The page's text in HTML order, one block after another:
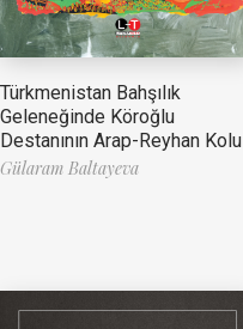
Türkmenistan Bahşılık
Geleneğinde Köroğlu
Destanının Arap-Reyhan Kolu
Gülaram Baltayeva